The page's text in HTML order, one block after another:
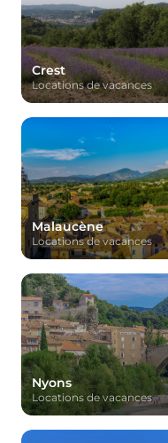
Crest
Locations de vacances
Malaucène
Locations de vacances
Nyons
Locations de vacances